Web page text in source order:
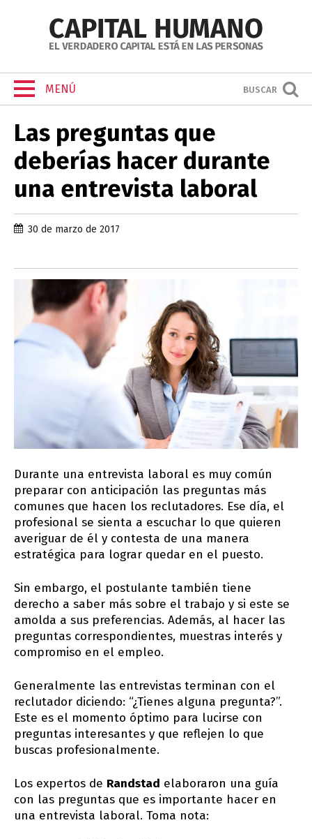
MENÚ BUSCAR
Las preguntas que
deberías hacer durante
una entrevista laboral
30 de marzo de 2017
Durante una entrevista laboral es muy común
preparar con anticipación las preguntas más
comunes que hacen los reclutadores. Ese día, el
profesional se sienta a escuchar lo que quieren
averiguar de él y contesta de una manera
estratégica para lograr quedar en el puesto.
Sin embargo, el postulante también tiene
derecho a saber más sobre el trabajo y si este se
amolda a sus preferencias. Además, al hacer las
preguntas correspondientes, muestras interés y
compromiso en el empleo.
Generalmente las entrevistas terminan con el
reclutador diciendo: “¿Tienes alguna pregunta?”.
Este es el momento óptimo para lucirse con
preguntas interesantes y que reflejen lo que
buscas profesionalmente.
Los expertos de Randstad elaboraron una guía
con las preguntas que es importante hacer en
una entrevista laboral. Toma nota: